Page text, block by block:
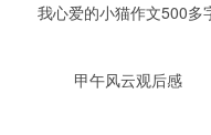
我心爱的小猫作文500多
甲午风云观后感